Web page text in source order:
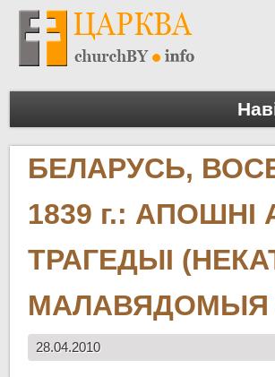
БЕЛАРУСЬ,
1839 г.: АПОШНІ
ТРАГЕДЫІ
МАЛАВЯДОМЫЯ
28.04.2010